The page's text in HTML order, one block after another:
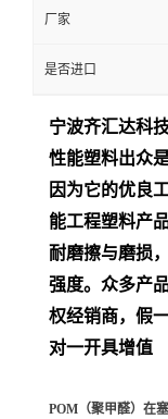
厂家
是否进口
宁波齐汇达科
性能塑料出众
因为它的优良
能工程塑料产
耐磨擦与磨损
强度。众多产
权经销商，假
对一开具增值
POM（聚甲醛）在